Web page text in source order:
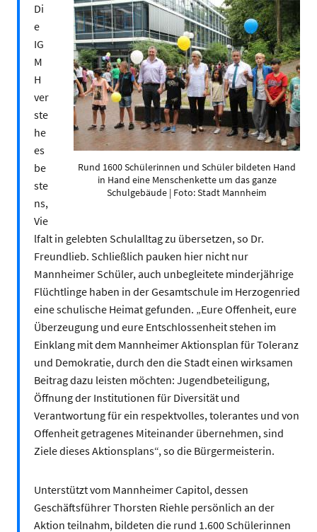
Rund 1600 Schülerinnen und Schüler bildeten Hand
in Hand eine Menschenkette um das ganze
Schulgebäude | Foto: Stadt Mannheim
Di
e
IG
M
H
ver
ste
he
es
be
ste
ns,
Vie
lfalt in gelebten Schulalltag zu übersetzen, so Dr.
Freundlieb. Schließlich pauken hier nicht nur
Mannheimer Schüler, auch unbegleitete minderjährige
Flüchtlinge haben in der Gesamtschule im Herzogenried
eine schulische Heimat gefunden. „Eure Offenheit, eure
Überzeugung und eure Entschlossenheit stehen im
Einklang mit dem Mannheimer Aktionsplan für Toleranz
und Demokratie, durch den die Stadt einen wirksamen
Beitrag dazu leisten möchten: Jugendbeteiligung,
Öffnung der Institutionen für Diversität und
Verantwortung für ein respektvolles, tolerantes und von
Offenheit getragenes Miteinander übernehmen, sind
Ziele dieses Aktionsplans“, so die Bürgermeisterin.
Unterstützt vom Mannheimer Capitol, dessen
Geschäftsführer Thorsten Riehle persönlich an der
Aktion teilnahm, bildeten die rund 1.600 Schülerinnen